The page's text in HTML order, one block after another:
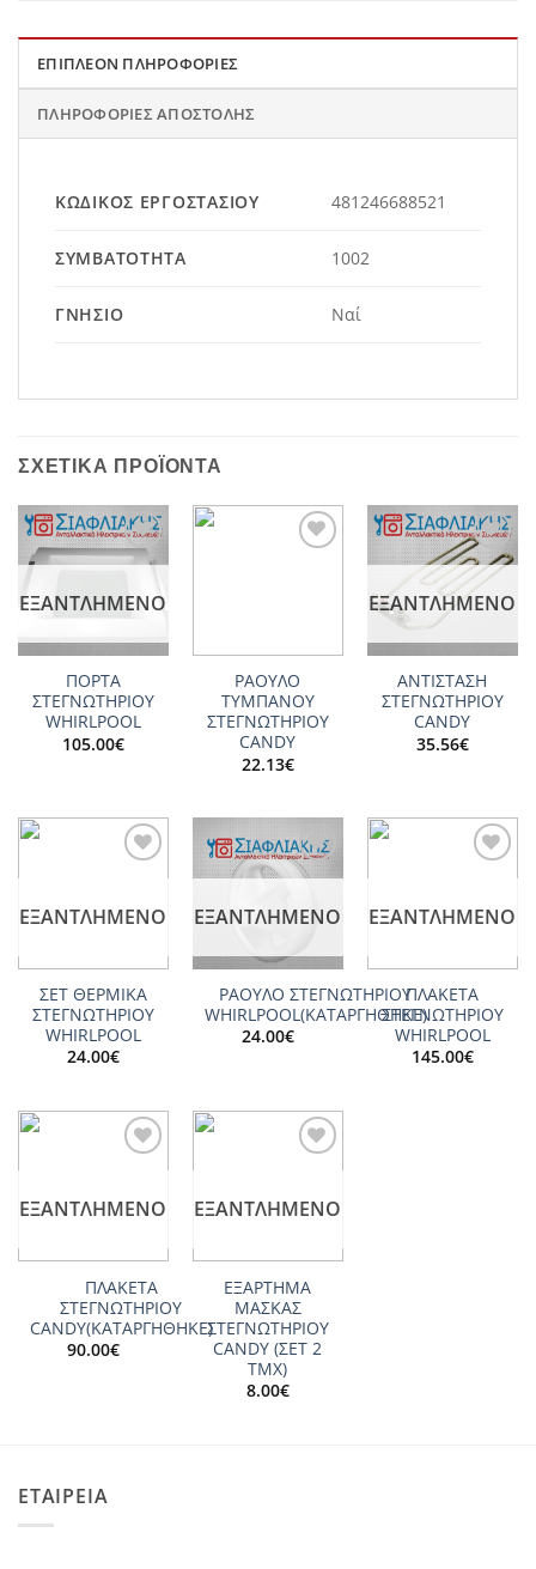
ΕΠΙΠΛΈΟΝ ΠΛΗΡΟΦΟΡΊΕΣ
ΠΛΗΡΟΦΟΡΊΕΣ ΑΠΟΣΤΟΛΉΣ
ΚΩΔΙΚΌΣ ΕΡΓΟΣΤΑΣΊΟΥ 481246688521
ΣΥΜΒΑΤΌΤΗΤΑ 1002
ΓΝΉΣΙΟ Ναί
ΣΧΕΤΙΚΆ ΠΡΟΪΌΝΤΑ
Add to
ΕΞΑΝΤΛΗΜΈΝΟ
ΠΟΡΤΑ
ΣΤΕΓΝΩΤΗΡΙΟΥ
WHIRLPOOL
105.00€
ΡΑΟΥΛΟ
ΤΥΜΠΑΝΟΥ
ΣΤΕΓΝΩΤΗΡΙΟΥ
CANDY
22.13€
Add to
wishlist
ΕΞΑΝΤΛΗΜΈΝΟ
ΑΝΤΙΣΤΑΣΗ
ΣΤΕΓΝΩΤΗΡΙΟΥ
CANDY
35.56€
ΕΞΑΝΤΛΗΜΈΝΟ
ΣΕΤ ΘΕΡΜΙΚΑ
ΣΤΕΓΝΩΤΗΡΙΟΥ
WHIRLPOOL
24.00€
Add to
ΕΞΑΝΤΛΗΜΈΝΟ
ΡΑΟΥΛΟ ΣΤΕΓΝΩΤΗΡΙΟΥ
WHIRLPOOL(ΚΑΤΑΡΓΗΘΗΚΕ)
24.00€
ΕΞΑΝΤΛΗΜΈΝΟ
ΠΛΑΚΕΤΑ
ΣΤΕΓΝΩΤΗΡΙΟΥ
WHIRLPOOL
145.00€
ΕΞΑΝΤΛΗΜΈΝΟ
ΠΛΑΚΕΤΑ
ΣΤΕΓΝΩΤΗΡΙΟΥ
CANDΥ(ΚΑΤΑΡΓΗΘΗΚΕ)
90.00€
ΕΞΑΝΤΛΗΜΈΝΟ
ΕΞΑΡΤΗΜΑ
ΜΑΣΚΑΣ
ΣΤΕΓΝΩΤΗΡΙΟΥ
CANDY (ΣΕΤ 2
ΤΜΧ)
8.00€
ΕΤΑΙΡΕΙΑ